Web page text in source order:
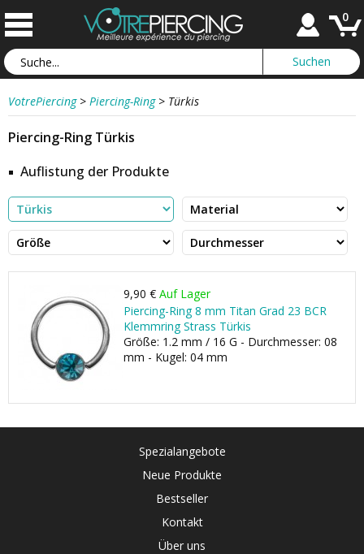
0
VotrePiercing > Piercing-Ring > Türkis
Piercing-Ring Türkis
Auflistung der Produkte
9,90 € Auf Lager
Piercing-Ring 8 mm Titan Grad 23 BCR
Klemmring Strass Türkis
Größe: 1.2 mm / 16 G - Durchmesser: 08
mm - Kugel: 04 mm
Spezialangebote
Neue Produkte
Bestseller
Kontakt
Über uns